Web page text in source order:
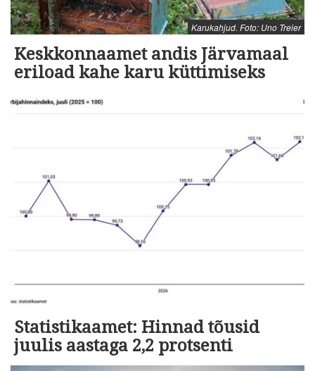
Karukahjud. Foto: Uno Treier
Keskkonnaamet andis Järvamaal
eriload kahe karu küttimiseks
Statistikaamet: Hinnad tõusid
juulis aastaga 2,2 protsenti